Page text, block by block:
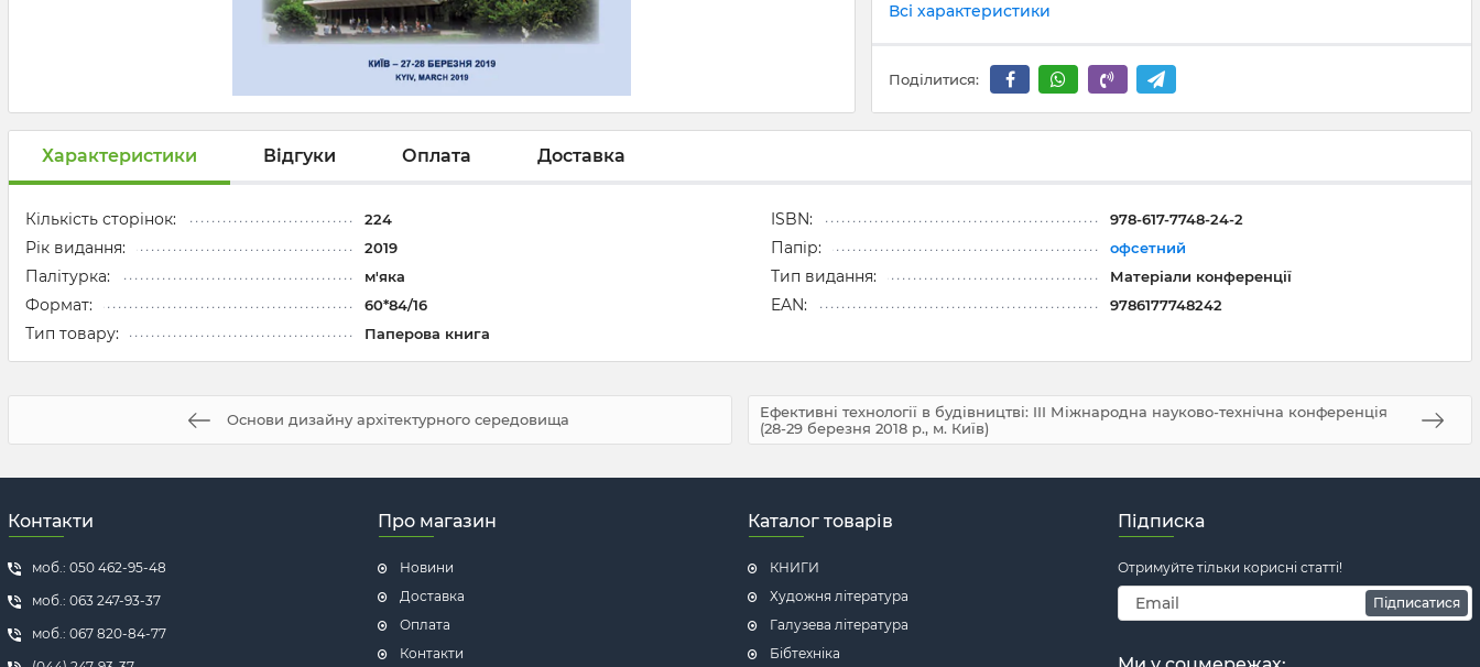
Всі характеристики
Поділитися:
Характеристики Відгуки Оплата Доставка
Кількість сторінок: 224
Рік видання: 2019
Палітурка: м'яка
Формат: 60*84/16
Тип товару: Паперова книга
ISBN: 978-617-7748-24-2
Папір: офсетний
Тип видання: Матеріали конференції
EAN: 9786177748242
Основи дизайну архітектурного середовища
Ефективні технології в будівництві: III Міжнародна науково-технічна конференція
(28-29 березня 2018 р., м. Київ)
Контакти
моб.: 050 462-95-48
моб.: 063 247-93-37
моб.: 067 820-84-77
Про магазин
Новини
Доставка
Оплата
Контакти
Каталог товарів
КНИГИ
Художня література
Галузева література
Бібтехніка
Підписка
Отримуйте тільки корисні статті!
Підписатися